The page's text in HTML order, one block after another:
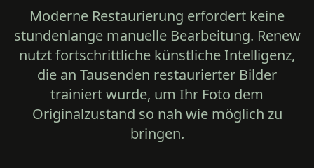
Moderne Restaurierung erfordert keine
stundenlange manuelle Bearbeitung. Renew
nutzt fortschrittliche künstliche Intelligenz,
die an Tausenden restaurierter Bilder
trainiert wurde, um Ihr Foto dem
Originalzustand so nah wie möglich zu
bringen.